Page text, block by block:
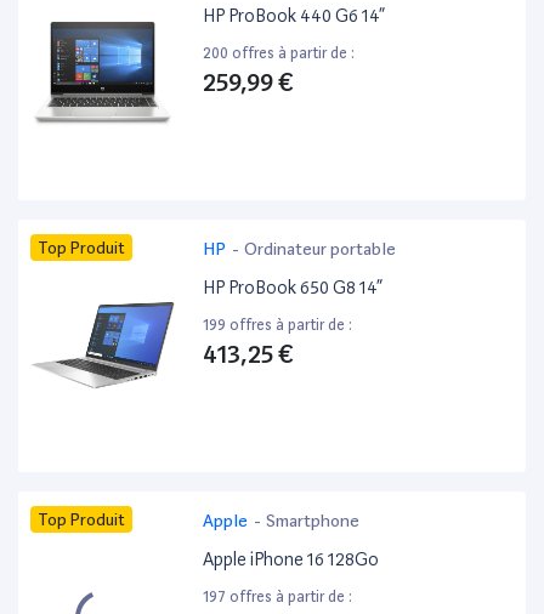
HP ProBook 440 G6 14”
200 offres à partir de :
259,99 €
Top Produit HP - Ordinateur portable
HP ProBook 650 G8 14”
199 offres à partir de :
413,25 €
Top Produit Apple - Smartphone
Apple iPhone 16 128Go
197 offres à partir de :